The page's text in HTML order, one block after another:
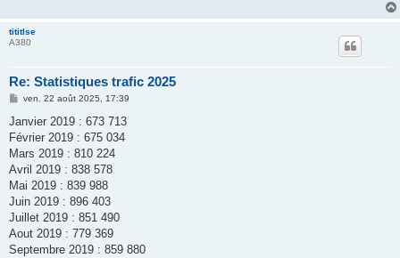
tititlse
A380
Re: Statistiques trafic 2025
M
s
a
g
ven. 22 août 2025, 17:39
Janvier 2019 : 673 713
Février 2019 : 675 034
Mars 2019 : 810 224
Avril 2019 : 838 578
Mai 2019 : 839 988
Juin 2019 : 896 403
Juillet 2019 : 851 490
Aout 2019 : 779 369
Septembre 2019 : 859 880